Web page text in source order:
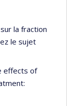
la fraction
le sujet
effects of